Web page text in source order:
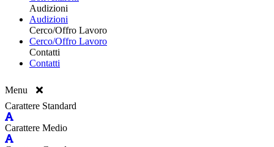
Audizioni
Audizioni
Cerco/Offro Lavoro
Cerco/Offro Lavoro
Contatti
Contatti
Menu
Carattere Standard
Carattere Medio